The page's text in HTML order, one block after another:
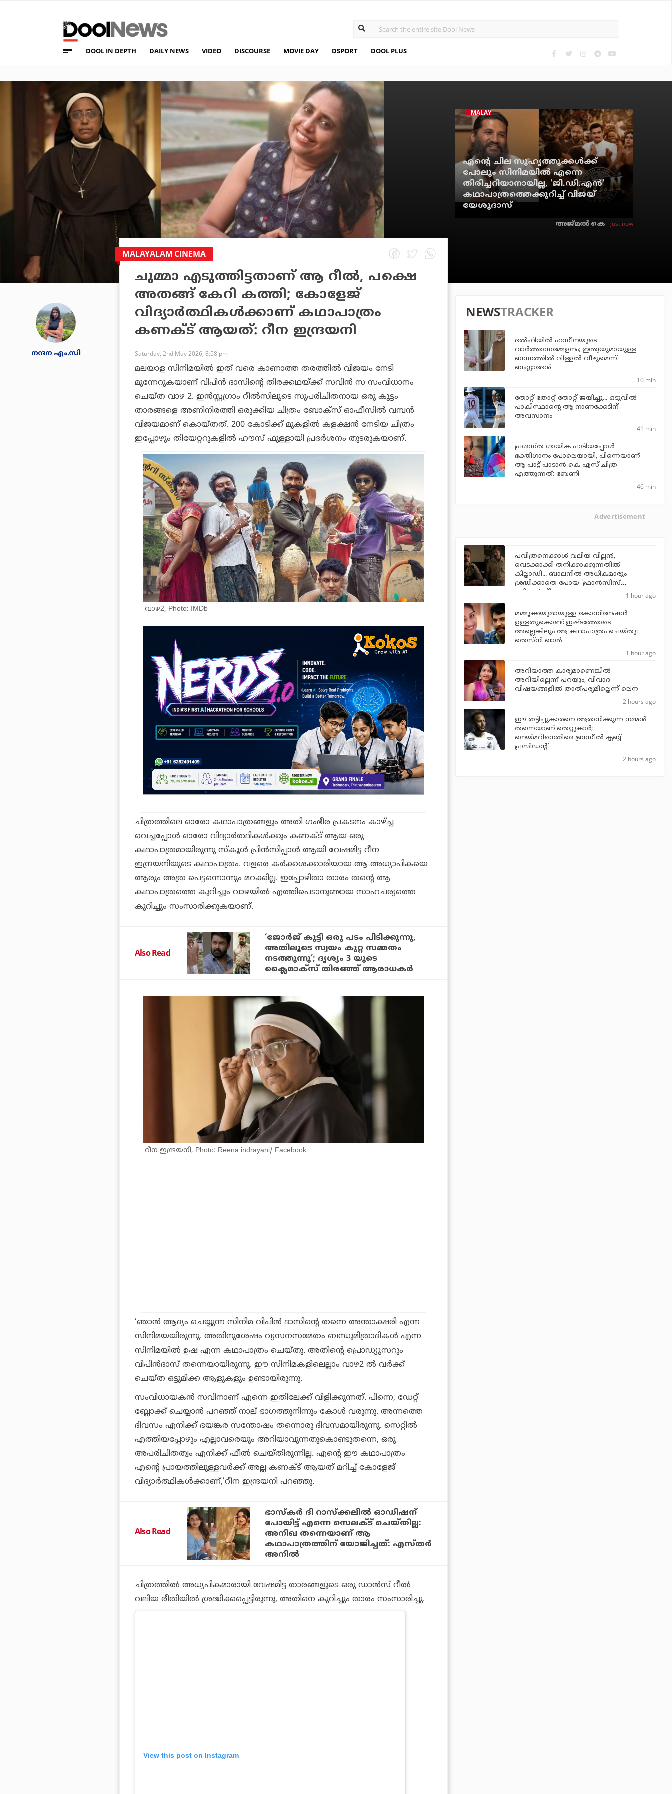
DOOL IN DEPTH DAILY NEWS VIDEO DISCOURSE MOVIE DAY DSPORT DOOL PLUS
MALAYALAM CINEMA
എന്റെ ചില സുഹൃത്തുക്കൾക്ക്
പോലും സിനിമയിൽ എന്നെ
തിരിച്ചറിയാനായില്ല, 'ജി.ഡി.എൻ'
കഥാപാത്രത്തെക്കുറിച്ച് വിജയ്
യേശുദാസ്
അജ്മല്‍ കെ Just now
നന്ദന എം.സി
MALAYALAM CINEMA
ചുമ്മാ എടുത്തിട്ടതാണ് ആ റീൽ, പക്ഷെ
അതങ്ങ് കേറി കത്തി; കോളേജ്
വിദ്യാർത്ഥികൾക്കാണ് കഥാപാത്രം
കണക്ട് ആയത്: റീന ഇന്ദ്രയനി
Saturday, 2nd May 2026, 8:58 pm
മലയാള സിനിമയിൽ ഇത് വരെ കാണാത്ത തരത്തിൽ വിജയം നേടി
മുന്നേറുകയാണ് വിപിൻ ദാസിന്റെ തിരക്കഥയ്ക്ക് സവിൻ സ സംവിധാനം
ചെയ്ത വാഴ 2. ഇൻസ്റ്റഗ്രാം റീൽസിലൂടെ സുപരിചിതനായ ഒരു കൂട്ടം
താരങ്ങളെ അണിനിരത്തി ഒരുക്കിയ ചിത്രം ബോക്സ് ഓഫീസിൽ വമ്പൻ
വിജയമാണ് കൊയ്തത്. 200 കോടിക്ക് മുകളിൽ കളക്ഷൻ നേടിയ ചിത്രം
ഇപ്പോഴും തിയേറ്ററുകളിൽ ഹൗസ് ഫുള്ളായി പ്രദർശനം തുടരുകയാണ്.
വാഴ2, Photo: IMDb
ചിത്രത്തിലെ ഓരോ കഥാപാത്രങ്ങളും അതി ഗംഭീര പ്രകടനം കാഴ്ച്ച
വെച്ചപ്പോൾ ഓരോ വിദ്യാർത്ഥികൾക്കും കണക്ട് ആയ ഒരു
കഥാപാത്രമായിരുന്നു സ്കൂൾ പ്രിൻസിപ്പാൾ ആയി വേഷമിട്ട റീന
ഇന്ദ്രയനിയുടെ കഥാപാത്രം. വളരെ കർക്കശക്കാരിയായ ആ അധ്യാപികയെ
ആരും അത്ര പെട്ടന്നൊന്നും മറക്കില്ല. ഇപ്പോഴിതാ താരം തന്റെ ആ
കഥാപാത്രത്തെ കുറിച്ചും വാഴയിൽ എത്തിപെടാനുണ്ടായ സാഹചര്യത്തെ
കുറിച്ചും സംസാരിക്കുകയാണ്.
Also Read
‘ജോർജ് കുട്ടി ഒരു പടം പിടിക്കുന്നു,
അതിലൂടെ സ്വയം കുറ്റ സമ്മതം
നടത്തുന്നു’; ദൃശ്യം 3 യുടെ
ക്ലൈമാക്സ് തിരഞ്ഞ് ആരാധകർ
റീന ഇന്ദ്രയനി, Photo: Reena indrayani/ Facebook
‘ഞാൻ ആദ്യം ചെയ്യുന്ന സിനിമ വിപിൻ ദാസിന്റെ തന്നെ അന്താക്ഷരി എന്ന
സിനിമയയിരുന്നു. അതിനുശേഷം വ്യസനസമേതം ബന്ധുമിത്രാദികൾ എന്ന
സിനിമയിൽ ഉഷ എന്ന കഥാപാത്രം ചെയ്‌തു. അതിന്റെ പ്രൊഡ്യൂസറും
വിപിൻദാസ് തന്നെയായിരുന്നു. ഈ സിനിമകളിലെല്ലാം വാഴ2 ൽ വർക്ക്
ചെയ്‌ത ഒട്ടുമിക്ക ആളുകളും ഉണ്ടായിരുന്നു.
സംവിധായകൻ സവിനാണ് എന്നെ ഇതിലേക്ക് വിളിക്കുന്നത്. പിന്നെ, ഡേറ്റ്
ബ്ലോക്ക് ചെയ്യാൻ പറഞ്ഞ് നാല് ഭാഗത്തുനിന്നും കോൾ വരുന്നു. അന്നത്തെ
ദിവസം എനിക്ക് ഭയങ്കര സന്തോഷം തന്നൊരു ദിവസമായിരുന്നു. സെറ്റിൽ
എത്തിയപ്പോഴും എല്ലാവരെയും അറിയാവുന്നതുകൊണ്ടുതന്നെ, ഒരു
അപരിചിതത്വം എനിക്ക് ഫീൽ ചെയ്തിരുന്നില്ല. എന്റെ ഈ കഥാപാത്രം
എന്റെ പ്രായത്തിലുള്ളവർക്ക് അല്ല കണക്ട് ആയത് മറിച്ച് കോളേജ്
വിദ്യാർത്ഥികൾക്കാണ്,’റീന ഇന്ദ്രയനി പറഞ്ഞു.
Also Read
ഭാസ്കർ ദി റാസ്‌ക്കലിൽ ഓഡിഷന്
പോയിട്ട് എന്നെ സെലക്ട് ചെയ്തില്ല:
അനിഖ തന്നെയാണ് ആ
കഥാപാത്രത്തിന് യോജിച്ചത്: എസ്തർ
അനിൽ
ചിത്രത്തിൽ അധ്യപികമാരായി വേഷമിട്ട താരങ്ങളുടെ ഒരു ഡാൻസ് റീൽ
വലിയ രീതിയിൽ ശ്രദ്ധിക്കപ്പെട്ടിരുന്നു, അതിനെ കുറിച്ചും താരം സംസാരിച്ചു.
View this post on Instagram
NEWSTRACKER
ദല്‍ഹിയില്‍ ഹസീനയുടെ
വാര്‍ത്താസമ്മേളനം; ഇന്ത്യയുമായുള്ള
ബന്ധത്തില്‍ വിള്ളല്‍ വീഴുമെന്ന്
ബംഗ്ലാദേശ്
10 min
തോറ്റ് തോറ്റ് തോറ്റ് ജയിച്ചു... ഒടുവില്‍
പാകിസ്ഥാന്റെ ആ നാണക്കേടിന്
അവസാനം
41 min
പ്രശസ്ത ഗായിക പാടിയപ്പോൾ
ഭക്തിഗാനം പോലെയായി, പിന്നെയാണ്
ആ പാട്ട് പാടാൻ കെ എസ് ചിത്ര
എത്തുന്നത്: ബേണി
46 min
Advertisement
പവിത്രനെക്കാള്‍ വലിയ വില്ലന്‍,
വെടക്കാക്കി തനിക്കാക്കുന്നതില്‍
കില്ലാഡി... ബാലനില്‍ അധികമാരും
ശ്രദ്ധിക്കാതെ പോയ 'ഫ്രാന്‍സിസ്
ബ്രില്യന്‍സ്'
1 hour ago
മമ്മൂക്കയുമായുള്ള കോമ്പിനേഷൻ
ഉള്ളതുകൊണ്ട് ഇഷ്ടത്തോടെ
അല്ലെങ്കിലും ആ കഥാപാത്രം ചെയ്തു:
തെസ്നി ഖാൻ
1 hour ago
അറിയാത്ത കാര്യമാണെങ്കിൽ
അറിയില്ലെന്ന് പറയും, വിവാദ
വിഷയങ്ങളിൽ താത്പര്യമില്ലെന്ന് ലെന
2 hours ago
ഈ തട്ടിപ്പുകാരനെ ആരാധിക്കുന്ന നമ്മള്‍
തന്നെയാണ് തെറ്റുകാര്‍;
നെയ്മറിനെതിരെ ബ്രസീല്‍ ക്ലബ്ബ്
പ്രസിഡന്റ്
2 hours ago